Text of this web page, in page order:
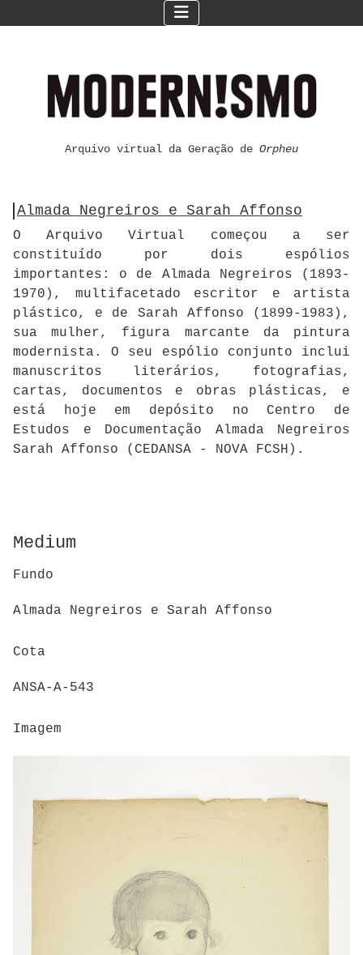
Arquivo virtual da Geração de Orpheu
Almada Negreiros e Sarah Affonso
O Arquivo Virtual começou a ser
constituído por dois espólios
importantes: o de Almada Negreiros (1893-
1970), multifacetado escritor e artista
plástico, e de Sarah Affonso (1899-1983),
sua mulher, figura marcante da pintura
modernista. O seu espólio conjunto inclui
manuscritos literários, fotografias,
cartas, documentos e obras plásticas, e
está hoje em depósito no Centro de
Estudos e Documentação Almada Negreiros
Sarah Affonso (CEDANSA - NOVA FCSH).
Medium
Fundo
Almada Negreiros e Sarah Affonso
Cota
ANSA-A-543
Imagem